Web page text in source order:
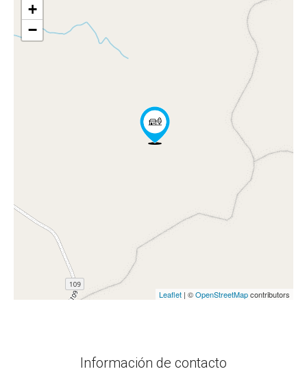
+
−
Leaflet | ©OpenStreetMapcontributors
Información de contacto